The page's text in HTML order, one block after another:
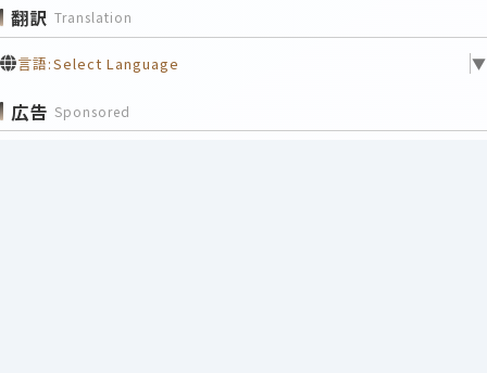
翻訳 Translation
言語:Select Language ▼
広告 Sponsored